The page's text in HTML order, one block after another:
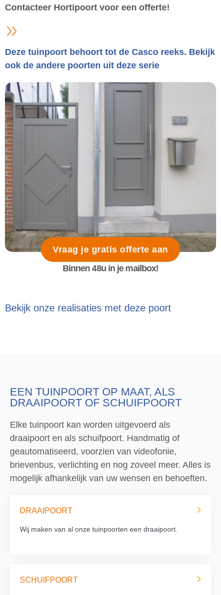
Contacteer Hortipoort voor een offerte!
Deze tuinpoort behoort tot de Casco reeks. Bekijk
ook de andere poorten uit deze serie
Vraag je gratis offerte aan
Binnen 48u in je mailbox!
Bekijk onze realisaties met deze poort
EEN TUINPOORT OP MAAT, ALS
DRAAIPOORT OF SCHUIFPOORT
Elke tuinpoort kan worden uitgevoerd als
draaipoort en als schuifpoort. Handmatig of
geautomatiseerd, voorzien van videofonie,
brievenbus, verlichting en nog zoveel meer. Alles is
mogelijk afhankelijk van uw wensen en behoeften.
DRAAIPOORT
Wij maken van al onze tuinpoorten een draaipoort.
SCHUIFPOORT